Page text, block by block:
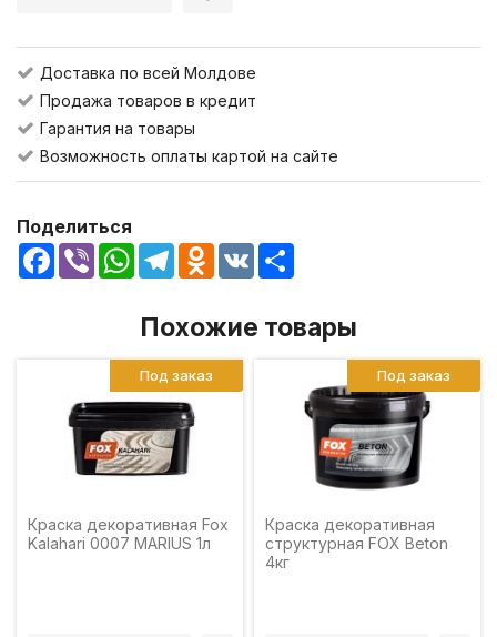
Доставка по всей Молдове
Продажа товаров в кредит
Гарантия на товары
Возможность оплаты картой на сайте
Поделиться
Facebook
Viber WhatsApp
TelegramOdnoklassniki
VK
Похожие товары
Краска декоративная Fox
Kalahari 0007 MARIUS 1л
Под заказ
Краска декоративная
структурная FOX Beton
4кг
Под заказ